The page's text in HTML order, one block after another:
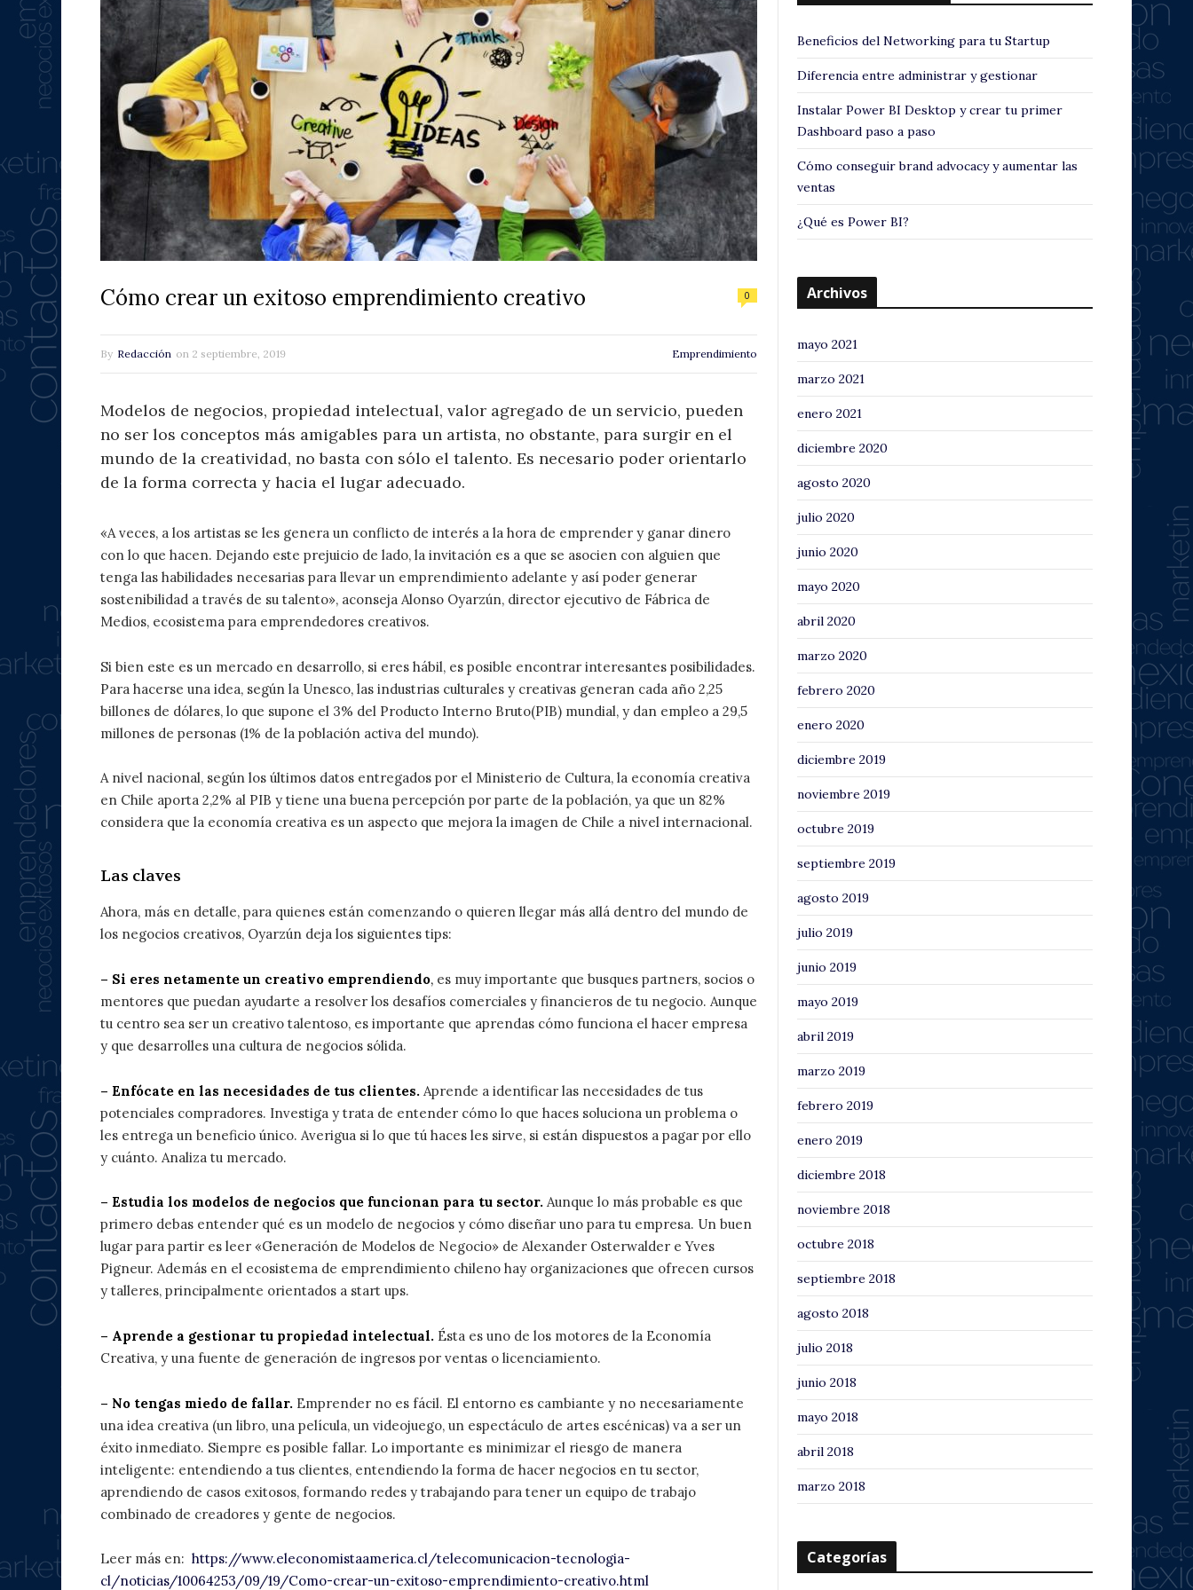
Cómo crear un exitoso emprendimiento creativo 0
By Redacción on 2 septiembre, 2019 Emprendimiento
Modelos de negocios, propiedad intelectual, valor agregado de un servicio, pueden
no ser los conceptos más amigables para un artista, no obstante, para surgir en el
mundo de la creatividad, no basta con sólo el talento. Es necesario poder orientarlo
de la forma correcta y hacia el lugar adecuado.
«A veces, a los artistas se les genera un conflicto de interés a la hora de emprender y ganar dinero
con lo que hacen. Dejando este prejuicio de lado, la invitación es a que se asocien con alguien que
tenga las habilidades necesarias para llevar un emprendimiento adelante y así poder generar
sostenibilidad a través de su talento», aconseja Alonso Oyarzún, director ejecutivo de Fábrica de
Medios, ecosistema para emprendedores creativos.
Si bien este es un mercado en desarrollo, si eres hábil, es posible encontrar interesantes posibilidades.
Para hacerse una idea, según la Unesco, las industrias culturales y creativas generan cada año 2,25
billones de dólares, lo que supone el 3% del Producto Interno Bruto(PIB) mundial, y dan empleo a 29,5
millones de personas (1% de la población activa del mundo).
A nivel nacional, según los últimos datos entregados por el Ministerio de Cultura, la economía creativa
en Chile aporta 2,2% al PIB y tiene una buena percepción por parte de la población, ya que un 82%
considera que la economía creativa es un aspecto que mejora la imagen de Chile a nivel internacional.
Las claves
Ahora, más en detalle, para quienes están comenzando o quieren llegar más allá dentro del mundo de
los negocios creativos, Oyarzún deja los siguientes tips:
– Si eres netamente un creativo emprendiendo, es muy importante que busques partners, socios o
mentores que puedan ayudarte a resolver los desafíos comerciales y financieros de tu negocio. Aunque
tu centro sea ser un creativo talentoso, es importante que aprendas cómo funciona el hacer empresa
y que desarrolles una cultura de negocios sólida.
– Enfócate en las necesidades de tus clientes. Aprende a identificar las necesidades de tus
potenciales compradores. Investiga y trata de entender cómo lo que haces soluciona un problema o
les entrega un beneficio único. Averigua si lo que tú haces les sirve, si están dispuestos a pagar por ello
y cuánto. Analiza tu mercado.
– Estudia los modelos de negocios que funcionan para tu sector. Aunque lo más probable es que
primero debas entender qué es un modelo de negocios y cómo diseñar uno para tu empresa. Un buen
lugar para partir es leer «Generación de Modelos de Negocio» de Alexander Osterwalder e Yves
Pigneur. Además en el ecosistema de emprendimiento chileno hay organizaciones que ofrecen cursos
y talleres, principalmente orientados a start ups.
– Aprende a gestionar tu propiedad intelectual. Ésta es uno de los motores de la Economía
Creativa, y una fuente de generación de ingresos por ventas o licenciamiento.
– No tengas miedo de fallar. Emprender no es fácil. El entorno es cambiante y no necesariamente
una idea creativa (un libro, una película, un videojuego, un espectáculo de artes escénicas) va a ser un
éxito inmediato. Siempre es posible fallar. Lo importante es minimizar el riesgo de manera
inteligente: entendiendo a tus clientes, entendiendo la forma de hacer negocios en tu sector,
aprendiendo de casos exitosos, formando redes y trabajando para tener un equipo de trabajo
combinado de creadores y gente de negocios.
Leer más en: https://www.eleconomistaamerica.cl/telecomunicacion-tecnologia-
cl/noticias/10064253/09/19/Como-crear-un-exitoso-emprendimiento-creativo.html
Beneficios del Networking para tu Startup
Diferencia entre administrar y gestionar
Instalar Power BI Desktop y crear tu primer
Dashboard paso a paso
Cómo conseguir brand advocacy y aumentar las
ventas
¿Qué es Power BI?
Archivos
mayo 2021
marzo 2021
enero 2021
diciembre 2020
agosto 2020
julio 2020
junio 2020
mayo 2020
abril 2020
marzo 2020
febrero 2020
enero 2020
diciembre 2019
noviembre 2019
octubre 2019
septiembre 2019
agosto 2019
julio 2019
junio 2019
mayo 2019
abril 2019
marzo 2019
febrero 2019
enero 2019
diciembre 2018
noviembre 2018
octubre 2018
septiembre 2018
agosto 2018
julio 2018
junio 2018
mayo 2018
abril 2018
marzo 2018
Categorías